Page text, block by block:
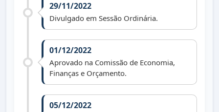
29/11/2022
Divulgado em Sessão Ordinária.
01/12/2022
Aprovado na Comissão de Economia,
Finanças e Orçamento.
05/12/2022